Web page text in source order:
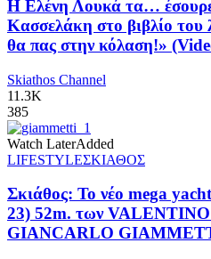
Η Ελένη Λουκά τα…
Κασσελάκη στο βιβλίο του
θα πας στην κόλαση!»
Skiathos Channel
11.3K
385
Watch LaterAdded
LIFESTYLEΣΚΙΑΘΟΣ
Σκιάθος: Το νέο mega
23) 52m. των
GIANCARLO